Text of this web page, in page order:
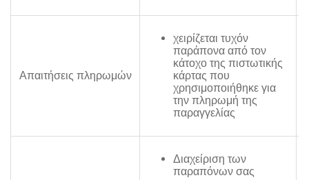
Απαιτήσεις πληρωμών
χειρίζεται τυχόν
παράπονα από τον
κάτοχο της πιστωτικής
κάρτας που
χρησιμοποιήθηκε για
την πληρωμή της
παραγγελίας
Διαχείριση των
παραπόνων σας